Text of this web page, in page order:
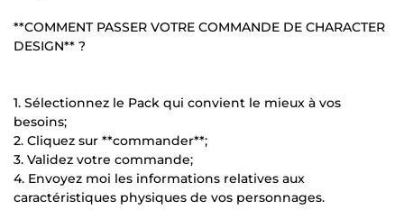
**COMMENT PASSER VOTRE COMMANDE DE CHARACTER
DESIGN** ?
1. Sélectionnez le Pack qui convient le mieux à vos
besoins;
2. Cliquez sur **commander**;
3. Validez votre commande;
4. Envoyez moi les informations relatives aux
caractéristiques physiques de vos personnages.